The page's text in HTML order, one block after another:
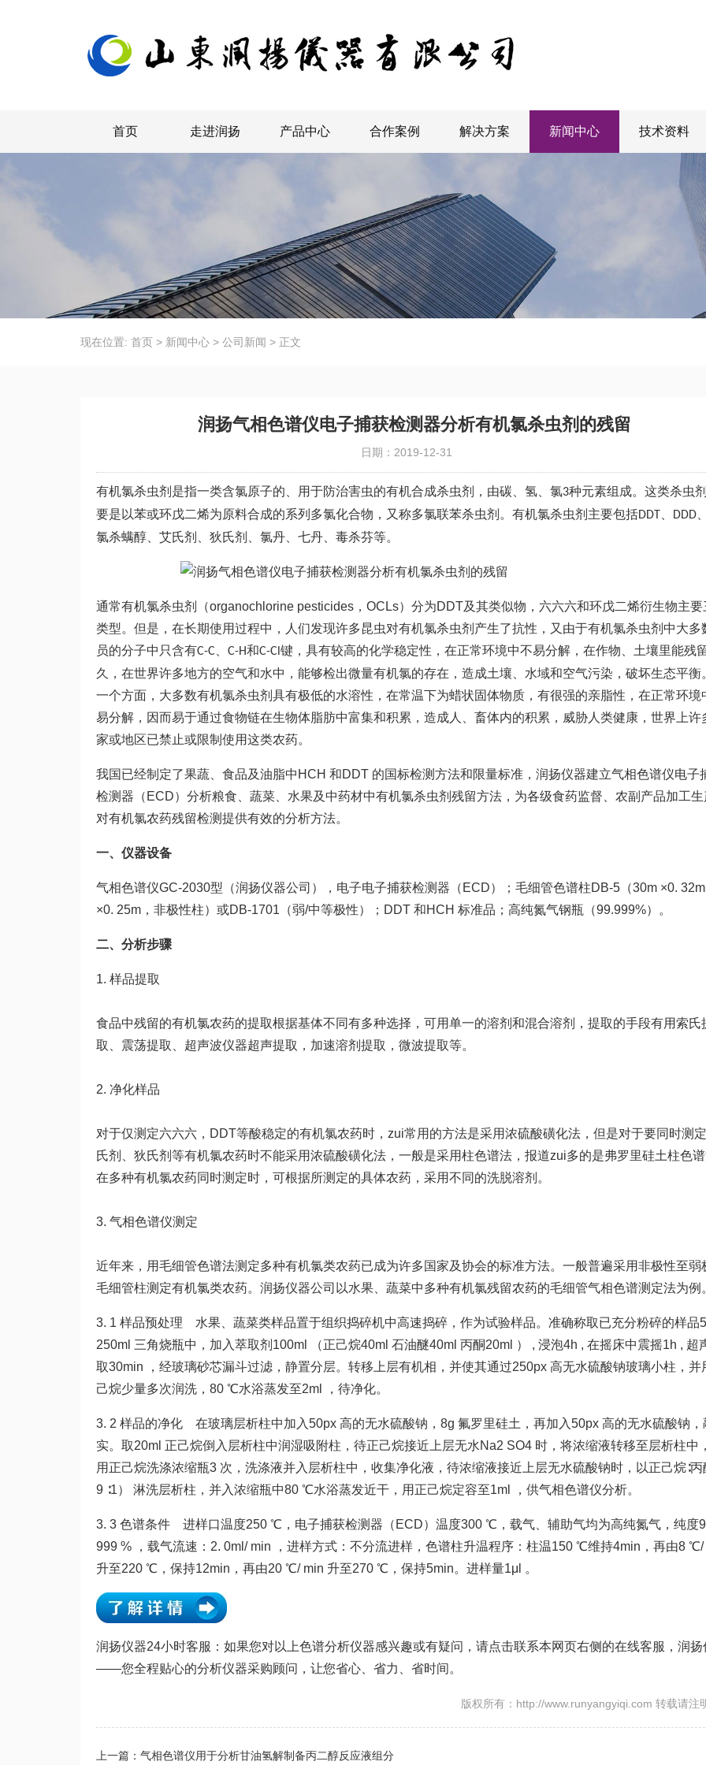
首页 走进润扬 产品中心 合作案例 解决方案 新闻中心 技术资料
现在位置: 首页 > 新闻中心 > 公司新闻 > 正文
润扬气相色谱仪电子捕获检测器分析有机氯杀虫剂的残留
日期：2019-12-31
有机氯杀虫剂是指一类含氯原子的、用于防治害虫的有机合成杀虫剂，由碳、氢、氯3种元素组成。这类杀虫
要是以苯或环戊二烯为原料合成的系列多氯化合物，又称多氯联苯杀虫剂。有机氯杀虫剂主要包括DDT DDD
氯杀螨醇、艾氏剂、狄氏剂、氯丹、七丹、毒杀芬等。
通常有机氯杀虫剂（organochlorine pesticides，OCLs）分为DDT及其类似物，六六六和环戊二烯衍生物主要
类型。但是，在长期使用过程中，人们发现许多昆虫对有机氯杀虫剂产生了抗性，又由于有机氯杀虫剂中大多
员的分子中只含有C-C C-H和C-Cl 键，具有较高的化学稳定性，在正常环境中不易分解，在作物、土壤里能残
久，在世界许多地方的空气和水中，能够检出微量有机氯的存在，造成土壤、水域和空气污染，破坏生态平衡
一个方面，大多数有机氯杀虫剂具有极低的水溶性，在常温下为蜡状固体物质，有很强的亲脂性，在正常环境
易分解，因而易于通过食物链在生物体脂肪中富集和积累，造成人、畜体内的积累，威胁人类健康，世界上许
家或地区已禁止或限制使用这类农药。
我国已经制定了果蔬、食品及油脂中HCH 和DDT 的国标检测方法和限量标准，润扬仪器建立气相色谱仪电子
检测器（ECD）分析粮食、蔬菜、水果及中药材中有机氯杀虫剂残留方法，为各级食药监督、农副产品加工生
对有机氯农药残留检测提供有效的分析方法。
一、仪器设备
气相色谱仪GC-2030型（润扬仪器公司），电子电子捕获检测器（ECD）；毛细管色谱柱DB-5（30m ×0.
×0. 25m，非极性柱）或DB-1701（弱/中等极性）；DDT 和HCH 标准品；高纯氮气钢瓶（99.999%）。
二、分析步骤
1. 样品提取
食品中残留的有机氯农药的提取根据基体不同有多种选择，可用单一的溶剂和混合溶剂，提取的手段有用索氏
取、震荡提取、超声波仪器超声提取，加速溶剂提取，微波提取等。
2. 净化样品
对于仅测定六六六，DDT等酸稳定的有机氯农药时，zui常用的方法是采用浓硫酸磺化法，但是对于要同时测
氏剂、狄氏剂等有机氯农药时不能采用浓硫酸磺化法，一般是采用柱色谱法，报道zui多的是弗罗里硅土柱色谱
在多种有机氯农药同时测定时，可根据所测定的具体农药，采用不同的洗脱溶剂。
3. 气相色谱仪测定
近年来，用毛细管色谱法测定多种有机氯类农药已成为许多国家及协会的标准方法。一般普遍采用非极性至弱
毛细管柱测定有机氯类农药。润扬仪器公司以水果、蔬菜中多种有机氯残留农药的毛细管气相色谱测定法为例
3. 1 样品预处理 水果、蔬菜类样品置于组织捣碎机中高速捣碎，作为试验样品。准确称取已充分粉碎的样品
250ml 三角烧瓶中，加入萃取剂100ml （正己烷40ml 石油醚40ml 丙酮20ml ） , 浸泡4h , 在摇床中震摇1h , 超
取30min ，经玻璃砂芯漏斗过滤，静置分层。转移上层有机相，并使其通过250px 高无水硫酸钠玻璃小柱，并
己烷少量多次润洗，80 ℃水浴蒸发至2ml ，待净化。
3. 2 样品的净化 在玻璃层析柱中加入50px 高的无水硫酸钠，8g 氟罗里硅土，再加入50px 高的无水硫酸钠，
实。取20ml 正己烷倒入层析柱中润湿吸附柱，待正己烷接近上层无水Na2 SO4 时，将浓缩液转移至层析柱中
用正己烷洗涤浓缩瓶3 次，洗涤液并入层析柱中，收集净化液，待浓缩液接近上层无水硫酸钠时，以正己烷∶丙
9 ∶1） 淋洗层析柱，并入浓缩瓶中80 ℃水浴蒸发近干，用正己烷定容至1ml ，供气相色谱仪分析。
3. 3 色谱条件 进样口温度250 ℃，电子捕获检测器（ECD）温度300 ℃，载气、辅助气均为高纯氮气，纯度
999 % ，载气流速：2. 0ml/ min ，进样方式：不分流进样，色谱柱升温程序：柱温150 ℃维持4min，再由8 ℃/
升至220 ℃，保持12min，再由20 ℃/ min 升至270 ℃，保持5min。进样量1μl 。
润扬仪器24小时客服：如果您对以上色谱分析仪器感兴趣或有疑问，请点击联系本网页右侧的在线客服，润扬
——您全程贴心的分析仪器采购顾问，让您省心、省力、省时间。
版权所有：http://www.runyangyiqi.com 转载请注
上一篇：气相色谱仪用于分析甘油氢解制备丙二醇反应液组分